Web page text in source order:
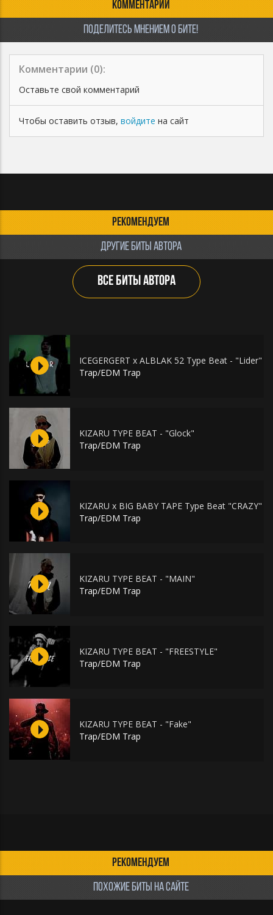
КОММЕНТАРИИ
ПОДЕЛИТЕСЬ МНЕНИЕМ О БИТЕ!
Комментарии (0):
Оставьте свой комментарий
Чтобы оставить отзыв, войдите на сайт
РЕКОМЕНДУЕМ
ДРУГИЕ БИТЫ АВТОРА
ВСЕ БИТЫ АВТОРА
ICEGERGERT x ALBLAK 52 Type Beat - "Lider"
Trap/EDM Trap
KIZARU TYPE BEAT - "Glock"
Trap/EDM Trap
KIZARU x BIG BABY TAPE Type Beat
Trap/EDM Trap
KIZARU TYPE BEAT - "MAIN"
Trap/EDM Trap
KIZARU TYPE BEAT - "FREESTYLE"
Trap/EDM Trap
KIZARU TYPE BEAT - "Fake"
Trap/EDM Trap
РЕКОМЕНДУЕМ
ПОХОЖИЕ БИТЫ НА САЙТЕ